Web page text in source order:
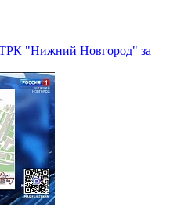
"Нижний Новгород" за